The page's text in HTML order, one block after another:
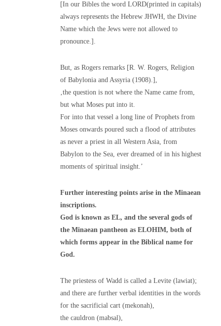
[In our Bibles the word LORD(printed in capitals)
always represents the Hebrew JHWH, the Divine
Name which the Jews were not allowed to
pronounce.].
But, as Rogers remarks [R. W. Rogers, Religion
of Babylonia and Assyria (1908).],
‚the question is not where the Name came from,
but what Moses put into it.
For into that vessel a long line of Prophets from
Moses onwards poured such a flood of attributes
as never a priest in all Western Asia, from
Babylon to the Sea, ever dreamed of in his highest
moments of spiritual insight.’
Further interesting points arise in the Minaean
inscriptions.
God is known as EL, and the several gods of
the Minaean pantheon as ELOHIM, both of
which forms appear in the Biblical name for
God.
The priestess of Wadd is called a Levite (lawiat);
and there are further verbal identities in the words
for the sacrificial cart (mekonah),
the cauldron (mabsal),